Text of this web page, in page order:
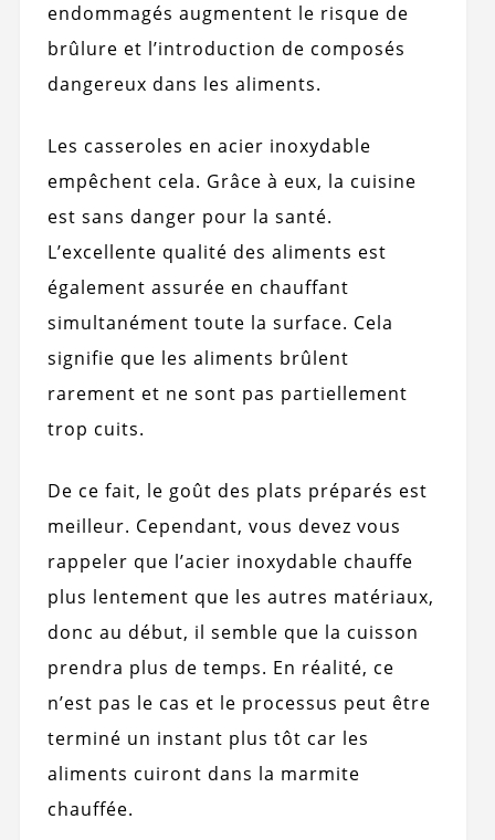
endommagés augmentent le risque de
brûlure et l’introduction de composés
dangereux dans les aliments.
Les casseroles en acier inoxydable
empêchent cela. Grâce à eux, la cuisine
est sans danger pour la santé.
L’excellente qualité des aliments est
également assurée en chauffant
simultanément toute la surface. Cela
signifie que les aliments brûlent
rarement et ne sont pas partiellement
trop cuits.
De ce fait, le goût des plats préparés est
meilleur. Cependant, vous devez vous
rappeler que l’acier inoxydable chauffe
plus lentement que les autres matériaux,
donc au début, il semble que la cuisson
prendra plus de temps. En réalité, ce
n’est pas le cas et le processus peut être
terminé un instant plus tôt car les
aliments cuiront dans la marmite
chauffée.